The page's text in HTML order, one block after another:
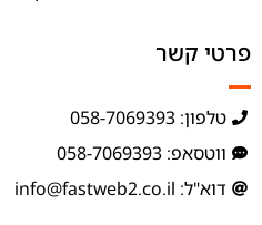
פרטי קשר
טלפון: 058-7069393
ווטסאפ: 058-7069393
דוא"ל: info@fastweb2.co.il